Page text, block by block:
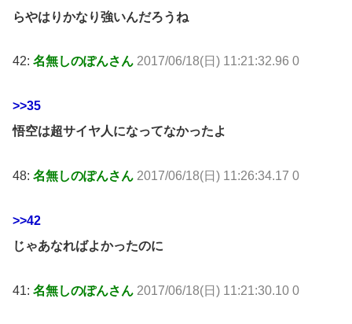
らやはりかなり強いんだろうね
42: 名無しのぽんさん 2017/06/18(日) 11:21:32.96 0
>>35
悟空は超サイヤ人になってなかったよ
48: 名無しのぽんさん 2017/06/18(日) 11:26:34.17 0
>>42
じゃあなればよかったのに
41: 名無しのぽんさん 2017/06/18(日) 11:21:30.10 0